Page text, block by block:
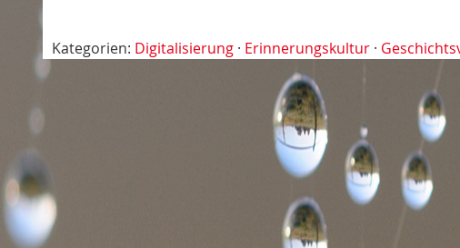
Kategorien: Digitalisierung · Erinnerungskultur ·